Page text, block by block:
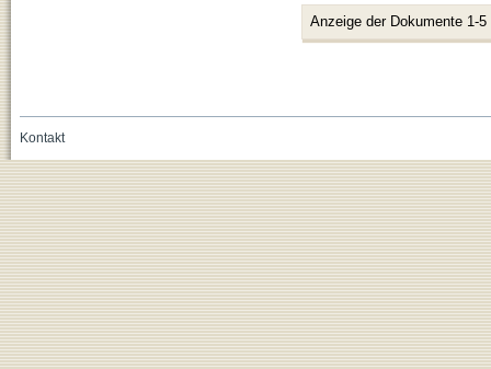
Anzeige der Dokumente 1-5
Kontakt